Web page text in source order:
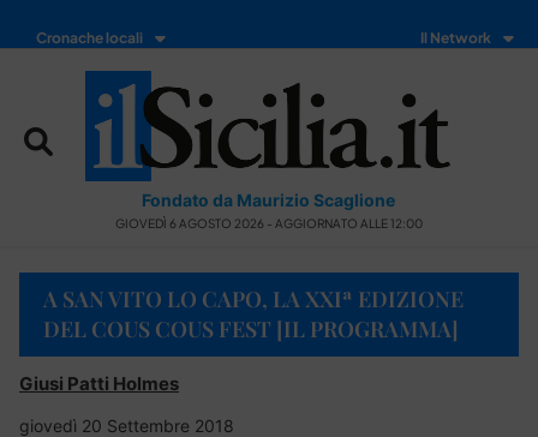
Cronache locali Il Network
Fondato da Maurizio Scaglione
GIOVEDÌ 6 AGOSTO 2026 - AGGIORNATO ALLE 12:00
A SAN VITO LO CAPO, LA XXIª EDIZIONE
DEL COUS COUS FEST [IL PROGRAMMA]
Giusi Patti Holmes
giovedì 20 Settembre 2018